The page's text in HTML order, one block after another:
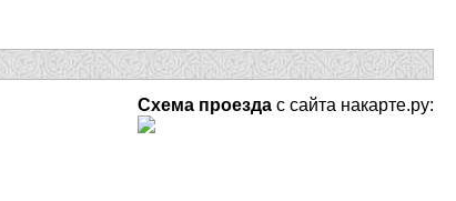
Схема проезда с сайта накарте.ру: